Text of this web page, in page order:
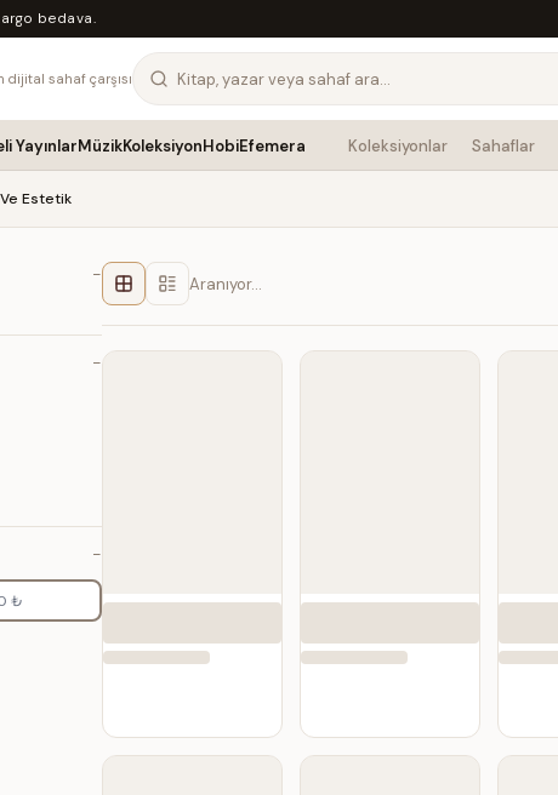
bedava.
dijital sahaf çarşısı
YayınlarMüzikKoleksiyonHobiEfemera Koleksiyonlar Sahaflar
Estetik
−
−
−
Aranıyor…